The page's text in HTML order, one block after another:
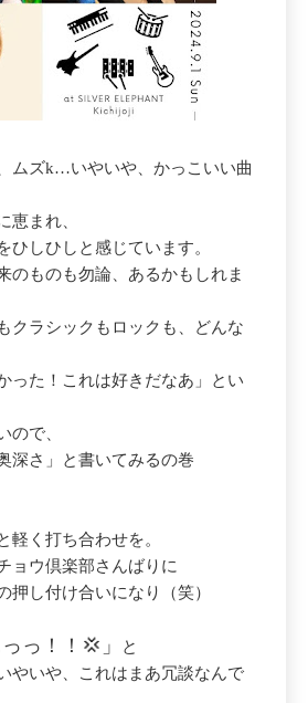
ムズk…いやいや、かっこいい曲
恵まれ、
ひしひしと感じています。
のものも勿論、あるかもしれま
クラシックもロックも、どんな
った！これは好きだなあ」とい
ので、
深さ」と書いてみるの巻
軽く打ち合わせを。
ョウ倶楽部さんばりに
押し付け合いになり（笑）
っ！！💢」
と
やいや、これはまあ冗談なんで